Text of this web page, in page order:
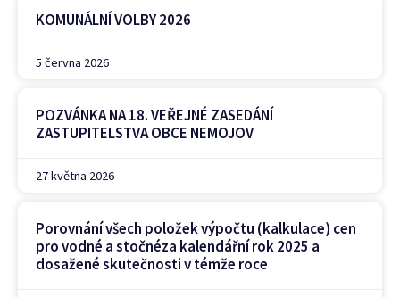
KOMUNÁLNÍ VOLBY 2026
5 června 2026
POZVÁNKA NA 18. VEŘEJNÉ ZASEDÁNÍ
ZASTUPITELSTVA OBCE NEMOJOV
27 května 2026
Porovnání všech položek výpočtu (kalkulace) cen
pro vodné a stočnéza kalendářní rok 2025 a
dosažené skutečnosti v témže roce